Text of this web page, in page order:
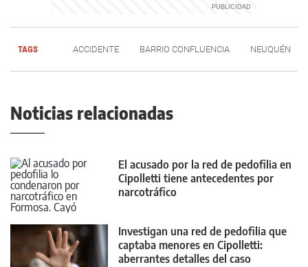
TAGS ACCIDENTE BARRIO CONFLUENCIA NEUQUÉN
Noticias relacionadas
El acusado por la red de pedofilia en
Cipolletti tiene antecedentes por
narcotráfico
Investigan una red de pedofilia que
captaba menores en Cipolletti:
aberrantes detalles del caso